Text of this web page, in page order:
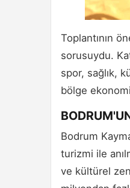
Toplantının
sorusuydu.
spor, sağlık,
bölge
Bodrum
turizmi ile
ve kültürel